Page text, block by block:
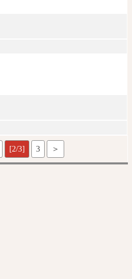
[2/3] 3 ＞